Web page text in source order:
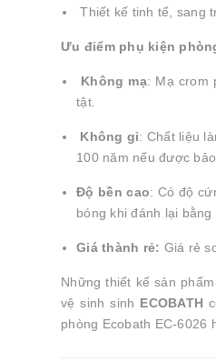
Thiết kế tinh tế, sang
Ưu điểm phụ kiện
Không mạ: Mạ crom
tật.
Không gỉ: Chất liệu
100 năm nếu được
Độ bền cao: Có độ
bóng khi đánh lại bằng
Giá thành rẻ: Giá rẻ
Những thiết kế sản
vệ sinh sinh ECOBATH
phòng Ecobath EC-6026